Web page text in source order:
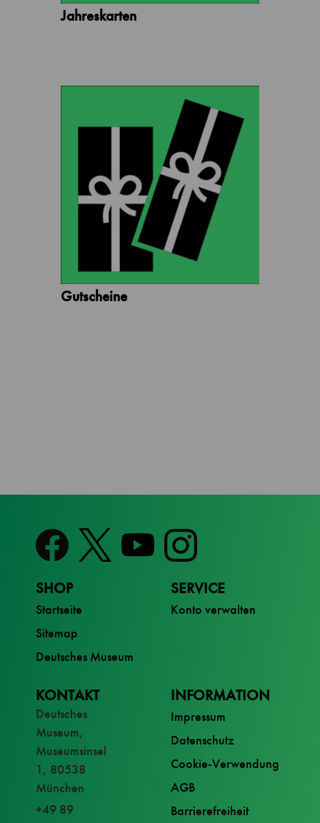
Jahreskarten
Gutscheine
SHOP
Startseite
Sitemap
Deutsches Museum
SERVICE
Konto verwalten
INFORMATION
Impressum
Datenschutz
Cookie-Verwendung
AGB
Barrierefreiheit
KONTAKT
Deutsches
Museum,
Museumsinsel
1, 80538
München
+49 89